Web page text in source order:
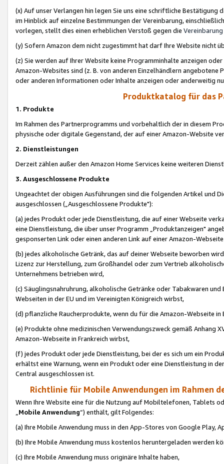
(x) Auf unser Verlangen hin legen Sie uns eine schriftliche
im Hinblick auf einzelne Bestimmungen der Vereinbarung,
vorlegen, stellt dies einen erheblichen Verstoß gegen die Vereinbarung
(y) Sofern Amazon dem nicht zugestimmt hat darf Ihre Website nicht
(z) Sie werden auf Ihrer Website keine Programminhalte anzeigen
Amazon-Websites sind (z. B. von anderen Einzelhändlern
oder anderen Informationen oder Inhalte anzeigen oder anderweitig
Produktkatalog für das
1. Produkte
Im Rahmen des Partnerprogramms und vorbehaltlich der in diesem
physische oder digitale Gegenstand, der auf einer Amazon-Website
2. Dienstleistungen
Derzeit zählen außer den Amazon Home Services keine weiteren
3. Ausgeschlossene Produkte
Ungeachtet der obigen Ausführungen sind die folgenden Artikel und
ausgeschlossen („Ausgeschlossene Produkte"):
(a) jedes Produkt oder jede Dienstleistung, die auf einer Webseite
eine Dienstleistung, die über unser Programm „Produktanzeigen"
gesponserten Link oder einen anderen Link auf einer Amazon-
(b) jedes alkoholische Getränk, das auf deiner Webseite beworben
Lizenz zur Herstellung, zum Großhandel oder zum Vertrieb
Unternehmens betrieben wird,
(c) Säuglingsnahruhrung, alkoholische Getränke oder Tabakwaren
Webseiten in der EU und im Vereinigten Königreich wirbst,
(d) pflanzliche Raucherprodukte, wenn du für die Amazon-Webseite in
(e) Produkte ohne medizinischen Verwendungszweck gemäß Anhang
Amazon-Webseite in Frankreich wirbst,
(f) jedes Produkt oder jede Dienstleistung, bei der es sich um ein
erhältst eine Warnung, wenn ein Produkt oder eine Dienstleistung in
Central ausgeschlossen ist.
Richtlinie für Mobile Anwendungen im Rahmen
Wenn Ihre Website eine für die Nutzung auf Mobiltelefonen, Tablets
„Mobile Anwendung“) enthält, gilt Folgendes:
(a) Ihre Mobile Anwendung muss in den App-Stores von Google Play,
(b) Ihre Mobile Anwendung muss kostenlos heruntergeladen werden
(c) Ihre Mobile Anwendung muss originäre Inhalte haben,